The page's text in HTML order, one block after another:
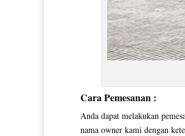
Cara Pemesanan :
Anda dapat melakukan
nama owner kami dengan